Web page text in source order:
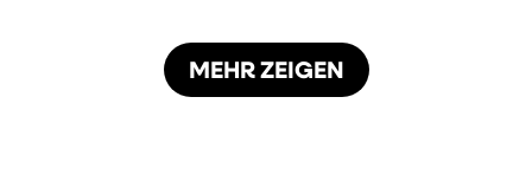
MEHR ZEIGEN